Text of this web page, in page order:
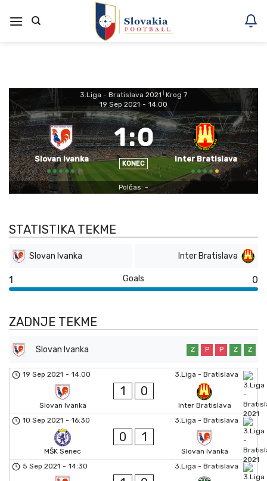
na
3.Liga - Bratislava 2021 Krog 7
19 Sep 2021 - 14:00
Slovan Ivanka
1:0
KONEC
Inter Bratislava
Polčas: -
STATISTIKA TEKME
Slovan Ivanka Inter Bratislava
1 Goals 0
ZADNJE TEKME
Slovan Ivanka Z P P Z Z
3.Liga - Bratislava
19 Sep 2021 - 14:00
Slovan Ivanka
1 0
Inter Bratislava
3.Liga - Bratislava
10 Sep 2021 - 16:30
MŠK Senec
0 1
Slovan Ivanka
3.Liga - Bratislava
5 Sep 2021 - 14:30